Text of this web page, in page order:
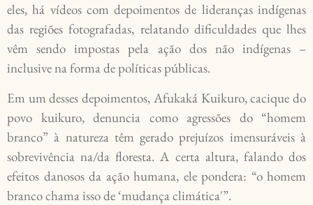
eles, há vídeos com depoimentos de lideranças indígenas
das regiões fotografadas, relatando dificuldades que lhes
vêm sendo impostas pela ação dos não indígenas –
inclusive na forma de políticas públicas.
Em um desses depoimentos, Afukaká Kuikuro, cacique do
povo kuikuro, denuncia como agressões do “homem
branco” à natureza têm gerado prejuízos imensuráveis à
sobrevivência na/da floresta. A certa altura, falando dos
efeitos danosos da ação humana, ele pondera: “o homem
branco chama isso de ‘mudança climática'”.